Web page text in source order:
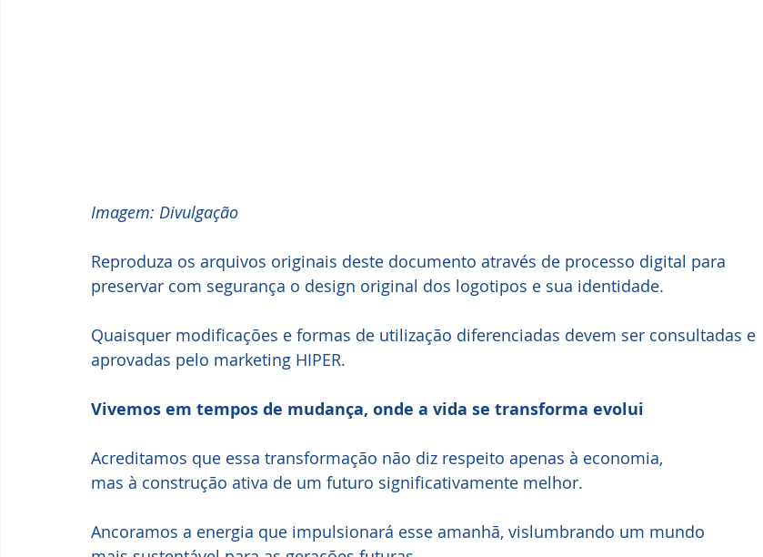
Imagem: Divulgação
Reproduza os arquivos originais deste documento através de processo digital para
preservar com segurança o design original dos logotipos e sua identidade.
Quaisquer modificações e formas de utilização diferenciadas devem ser consultadas e
aprovadas pelo marketing HIPER.
Vivemos em tempos de mudança, onde a vida se transforma evolui
Acreditamos que essa transformação não diz respeito apenas à economia,
mas à construção ativa de um futuro significativamente melhor.
Ancoramos a energia que impulsionará esse amanhã, vislumbrando um mundo